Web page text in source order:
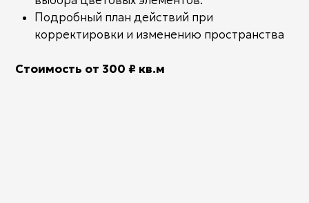
ПРИВЕТ!
МЕНЯ ЗОВУТ
ЮЛИЯ ДВОРНИКОВА!
Руководитель ландшафтной компании